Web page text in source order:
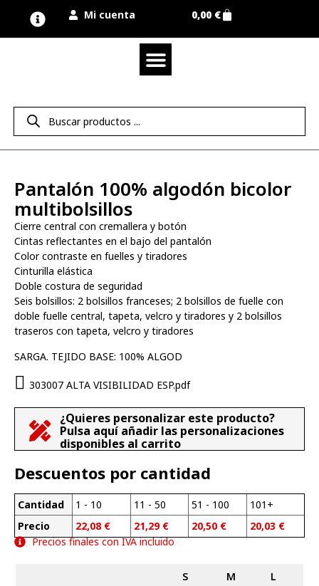
Mi cuenta 0,00 €
Pantalón 100% algodón bicolor
multibolsillos
Cierre central con cremallera y botón
Cintas reflectantes en el bajo del pantalón
Color contraste en fuelles y tiradores
Cinturilla elástica
Doble costura de seguridad
Seis bolsillos: 2 bolsillos franceses; 2 bolsillos de fuelle con
doble fuelle central, tapeta, velcro y tiradores y 2 bolsillos
traseros con tapeta, velcro y tiradores
SARGA. TEJIDO BASE: 100% ALGOD
303007 ALTA VISIBILIDAD ESP.pdf
¿Quieres personalizar este producto?
Pulsa aquí añadir las personalizaciones
disponibles al carrito
Descuentos por cantidad
Cantidad
Precio
1 - 10
22,08 €
11 - 50
21,29 €
51 - 100
20,50 €
101+
20,03 €
Precios finales con IVA incluido
S M L